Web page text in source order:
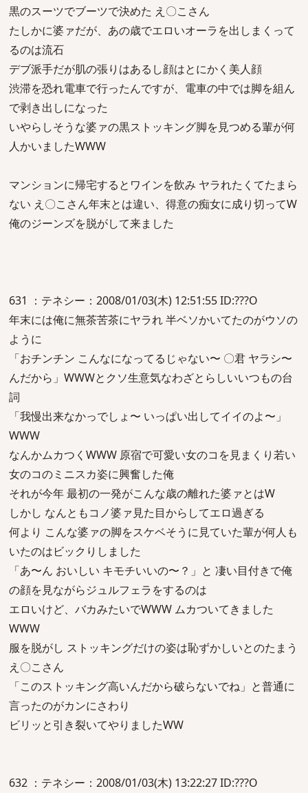
黒のスーツでブーツで決めた え〇こさん
たしかに婆ァだが、あの歳でエロいオーラを出しまくって
るのは流石
デブ派手だが肌の張りはあるし顔はとにかく美人顔
渋滞を恐れ電車で行ったんですが、電車の中では脚を組ん
で剥き出しになった
いやらしそうな婆ァの黒ストッキング脚を見つめる輩が何
人かいましたWWW
マンションに帰宅するとワインを飲み ヤラれたくてたまら
ない え〇こさん年末とは違い、得意の痴女に成り切ってW
俺のジーンズを脱がして来ました
631 ：テネシー：2008/01/03(木) 12:51:55 ID:???O
年末には俺に無茶苦茶にヤラれ 半ベソかいてたのがウソの
ように
「おチンチン こんなになってるじゃない〜 〇君 ヤラシ〜
んだから」WWWとクソ生意気なわざとらしいいつもの台
詞
「我慢出来なかっでしょ〜 いっぱい出してイイのよ〜」
WWW
なんかムカつくWWW 原宿で可愛い女のコを見まくり若い
女のコのミニスカ姿に興奮した俺
それが今年 最初の一発がこんな歳の離れた婆ァとはW
しかし なんともコノ婆ァ見た目からしてエロ過ぎる
何より こんな婆ァの脚をスケベそうに見ていた輩が何人も
いたのはビックりしました
「あ〜ん おいしい キモチいいの〜？」と 凄い目付きで俺
の顔を見ながらジュルフェラをするのは
エロいけど、バカみたいでWWW ムカついてきました
WWW
服を脱がし ストッキングだけの姿は恥ずかしいとのたまう
え〇こさん
「このストッキング高いんだから破らないでね」と普通に
言ったのがカンにさわり
ビリッと引き裂いてやりましたWW
632 ：テネシー：2008/01/03(木) 13:22:27 ID:???O